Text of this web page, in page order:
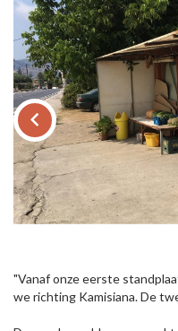
keyboard_arrow_left
"Vanaf onze eerste
we richting Kamisiana. De